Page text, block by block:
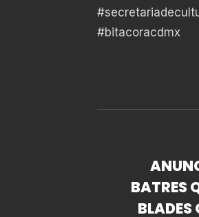
#bitacoracdmx
BATRES
BLADES